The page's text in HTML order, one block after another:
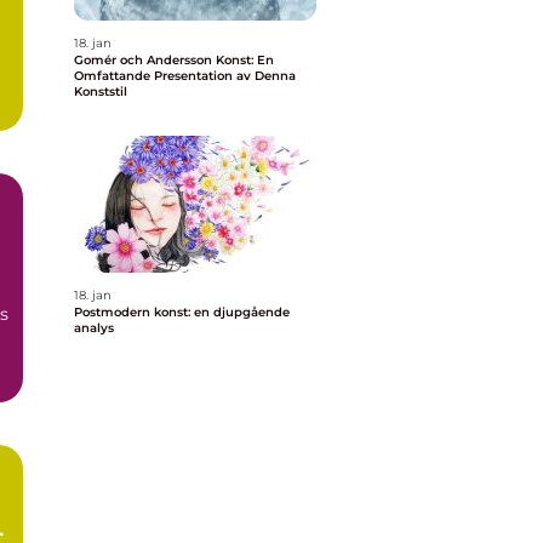
18. jan
Gomér och Andersson Konst: En
Omfattande Presentation av Denna
Konststil
18. jan
Postmodern konst: en djupgående
analys